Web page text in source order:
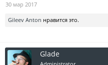
30 мар 2017
Gileev Anton нравится это.
Glade